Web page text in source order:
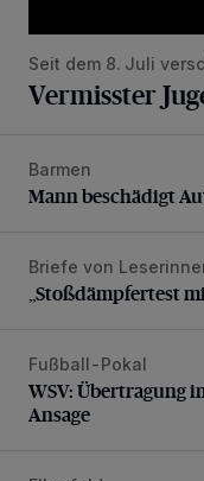
Seit dem 8. Juli
Vermisster
Mann beschädigt
Barmen
Mann beschädigt
„Stoßdämpfertest
Briefe von
„Stoßdämpfertest
WSV: Übertragung
Fußball-Pokal
WSV: Übertragung
Ansage